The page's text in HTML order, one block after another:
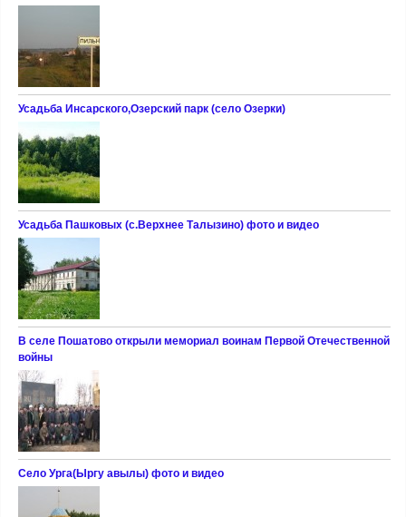
Усадьба Инсарского,Озерский парк (село Озерки)
Усадьба Пашковых (с.Верхнее Талызино) фото и видео
В селе Пошатово открыли мемориал воинам Первой Отечественной
войны
Село Урга(Ыргу авылы) фото и видео